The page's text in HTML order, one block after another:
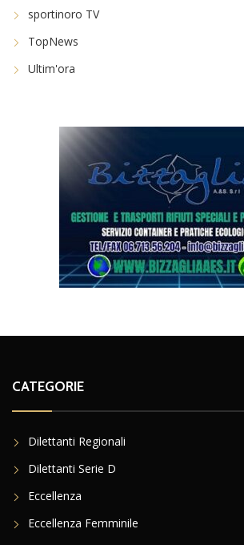
sportinoro TV
TopNews
Ultim'ora
CATEGORIE
Dilettanti Regionali
Dilettanti Serie D
Eccellenza
Eccellenza Femminile